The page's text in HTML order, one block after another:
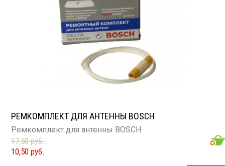
РЕМКОМПЛЕКТ ДЛЯ АНТЕННЫ BOSCH
Ремкомплект для антенны BOSCH
17,50 руб.
10,50 руб.